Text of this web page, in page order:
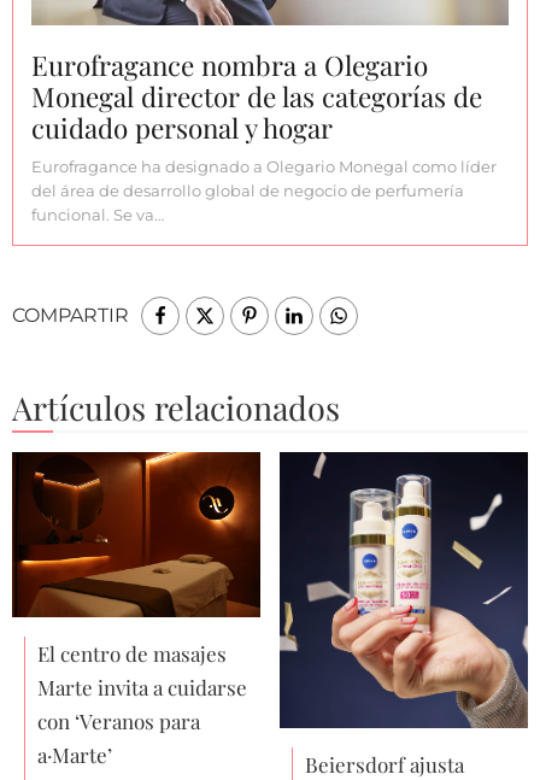
Eurofragance nombra a Olegario
Monegal director de las categorías de
cuidado personal y hogar
Eurofragance ha designado a Olegario Monegal como líder
del área de desarrollo global de negocio de perfumería
funcional. Se va…
COMPARTIR
Artículos relacionados
El centro de masajes
Marte invita a cuidarse
con ‘Veranos para
a·Marte’
Beiersdorf ajusta